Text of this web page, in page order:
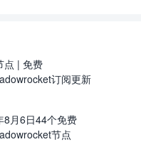
点 | 免费
订阅更新
8月6日44个免费
节点